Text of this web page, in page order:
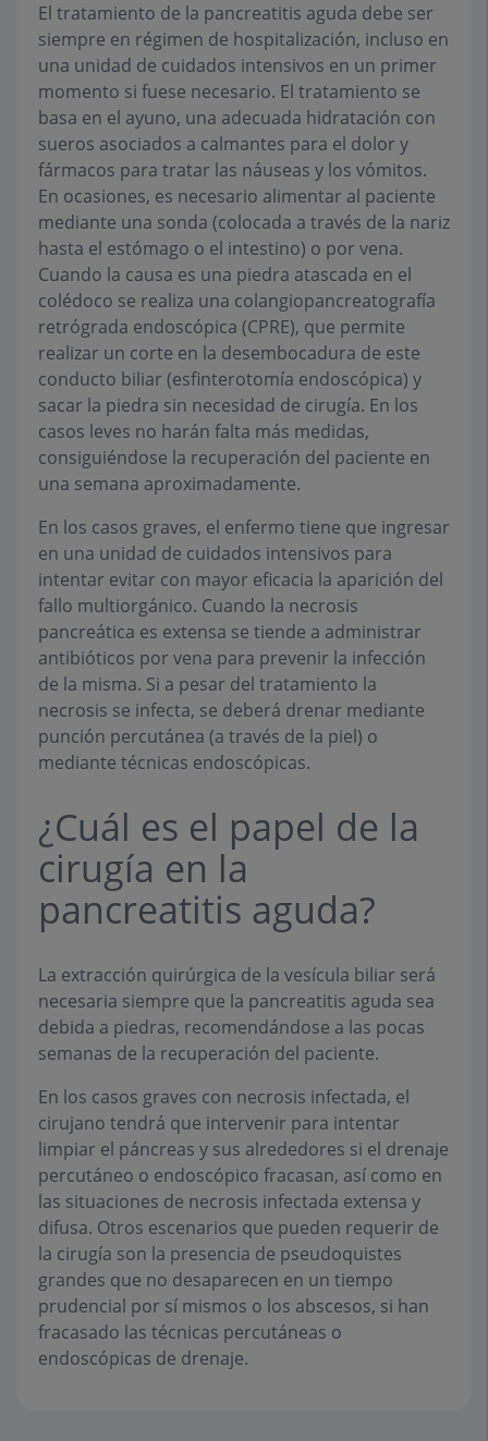
El tratamiento de la pancreatitis aguda debe ser
siempre en régimen de hospitalización, incluso en
una unidad de cuidados intensivos en un primer
momento si fuese necesario. El tratamiento se
basa en el ayuno, una adecuada hidratación con
sueros asociados a calmantes para el dolor y
fármacos para tratar las náuseas y los vómitos.
En ocasiones, es necesario alimentar al paciente
mediante una sonda (colocada a través de la nariz
hasta el estómago o el intestino) o por vena.
Cuando la causa es una piedra atascada en el
colédoco se realiza una colangiopancreatografía
retrógrada endoscópica (CPRE), que permite
realizar un corte en la desembocadura de este
conducto biliar (esfinterotomía endoscópica) y
sacar la piedra sin necesidad de cirugía. En los
casos leves no harán falta más medidas,
consiguiéndose la recuperación del paciente en
una semana aproximadamente.
En los casos graves, el enfermo tiene que ingresar
en una unidad de cuidados intensivos para
intentar evitar con mayor eficacia la aparición del
fallo multiorgánico. Cuando la necrosis
pancreática es extensa se tiende a administrar
antibióticos por vena para prevenir la infección
de la misma. Si a pesar del tratamiento la
necrosis se infecta, se deberá drenar mediante
punción percutánea (a través de la piel) o
mediante técnicas endoscópicas.
¿Cuál es el papel de la
cirugía en la
pancreatitis aguda?
La extracción quirúrgica de la vesícula biliar será
necesaria siempre que la pancreatitis aguda sea
debida a piedras, recomendándose a las pocas
semanas de la recuperación del paciente.
En los casos graves con necrosis infectada, el
cirujano tendrá que intervenir para intentar
limpiar el páncreas y sus alrededores si el drenaje
percutáneo o endoscópico fracasan, así como en
las situaciones de necrosis infectada extensa y
difusa. Otros escenarios que pueden requerir de
la cirugía son la presencia de pseudoquistes
grandes que no desaparecen en un tiempo
prudencial por sí mismos o los abscesos, si han
fracasado las técnicas percutáneas o
endoscópicas de drenaje.